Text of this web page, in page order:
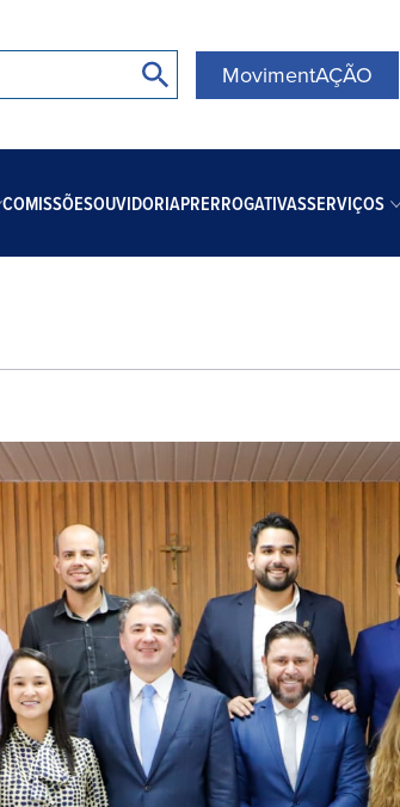
MovimentAÇÃO
COMISSÕESOUVIDORIAPRERROGATIVASSERVIÇOS